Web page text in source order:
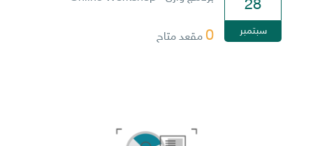
28
سبتمبر 0 مقعد متاح